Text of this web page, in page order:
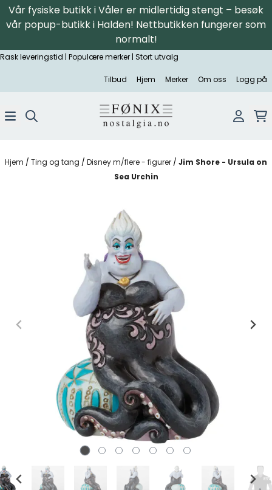
Hopp til innhold
Vår fysiske butikk i Våler er midlertidig stengt – besøk
vår popup-butikk i Halden! Nettbutikken fungerer som
normalt!
Rask leveringstid | Populære merker | Stort utvalg
Tilbud Hjem Merker Om oss Logg på
Hjem / Ting og tang / Disney m/flere - figurer / Jim Shore - Ursula on
Sea Urchin